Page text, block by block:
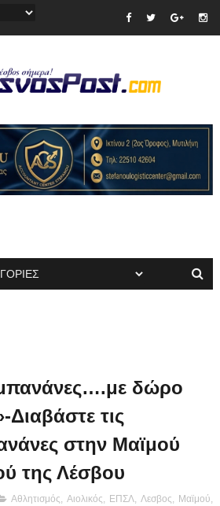
δώρο
Διαβάστε τις
στην Μαϊμού
της Λέσβου
Αθλητισμός Αιολικός ΕΠΣΛ, Λεσβος Μαϊμού